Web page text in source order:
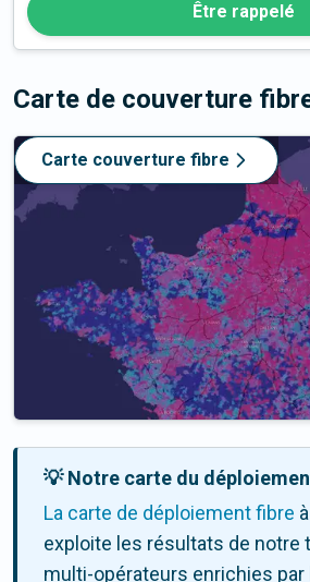
Être rappelé
Carte de couverture
Carte couverture fibre
💡 Notre carte du
La carte de déploiement fibre
exploite les résultats de notre
multi-opérateurs enrichies par